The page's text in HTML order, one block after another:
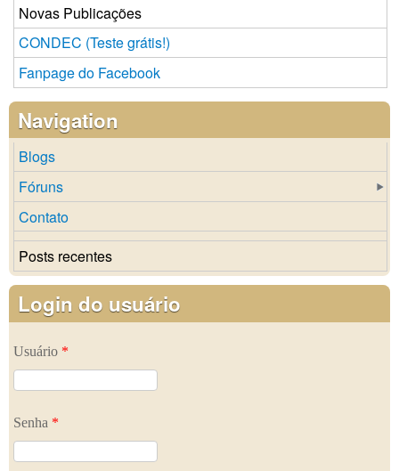
Novas Publicações
CONDEC (Teste grátis!)
Fanpage do Facebook
Navigation
Blogs
Fóruns
Contato
Posts recentes
Login do usuário
Usuário *
Senha *